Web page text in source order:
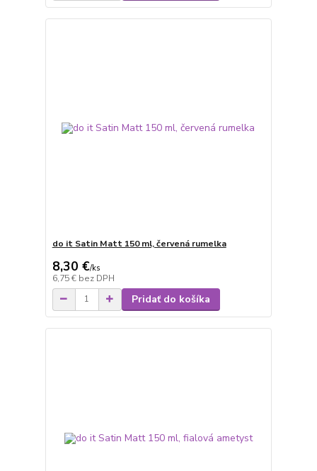
do it Satin Matt 150 ml, červená rumelka
8,30 €/ks
6,75 € bez DPH
Pridať do košíka